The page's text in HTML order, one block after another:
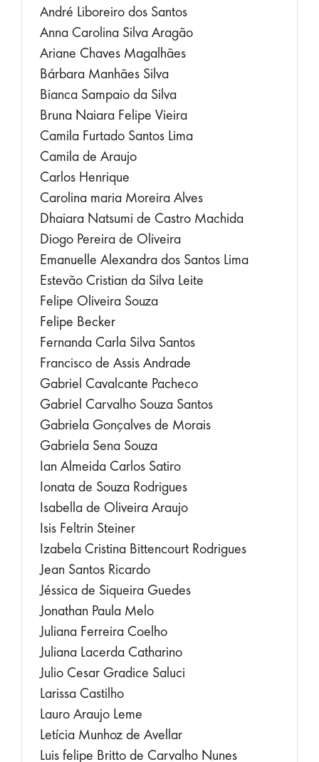
André Liboreiro dos Santos
Anna Carolina Silva Aragão
Ariane Chaves Magalhães
Bárbara Manhães Silva
Bianca Sampaio da Silva
Bruna Naiara Felipe Vieira
Camila Furtado Santos Lima
Camila de Araujo
Carlos Henrique
Carolina maria Moreira Alves
Dhaiara Natsumi de Castro Machida
Diogo Pereira de Oliveira
Emanuelle Alexandra dos Santos Lima
Estevão Cristian da Silva Leite
Felipe Oliveira Souza
Felipe Becker
Fernanda Carla Silva Santos
Francisco de Assis Andrade
Gabriel Cavalcante Pacheco
Gabriel Carvalho Souza Santos
Gabriela Gonçalves de Morais
Gabriela Sena Souza
Ian Almeida Carlos Satiro
Ionata de Souza Rodrigues
Isabella de Oliveira Araujo
Isis Feltrin Steiner
Izabela Cristina Bittencourt Rodrigues
Jean Santos Ricardo
Jéssica de Siqueira Guedes
Jonathan Paula Melo
Juliana Ferreira Coelho
Juliana Lacerda Catharino
Julio Cesar Gradice Saluci
Larissa Castilho
Lauro Araujo Leme
Letícia Munhoz de Avellar
Luis felipe Britto de Carvalho Nunes